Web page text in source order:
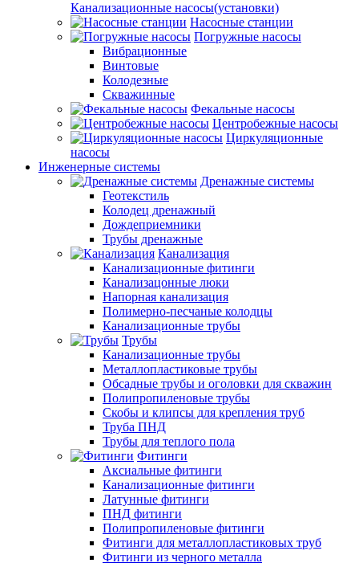
Канализационные насосы(установки)
Насосные станции
Погружные насосы
Вибрационные
Винтовые
Колодезные
Скважинные
Фекальные насосы
Центробежные насосы
Циркуляционные
насосы
Инженерные системы
Дренажные системы
Геотекстиль
Колодец дренажный
Дождеприемники
Трубы дренажные
Канализация
Канализационные фитинги
Канализацонные люки
Напорная канализация
Полимерно-песчаные колодцы
Канализационные трубы
Трубы
Канализационные трубы
Металлопластиковые трубы
Обсадные трубы и оголовки для скважин
Полипропиленовые трубы
Скобы и клипсы для крепления труб
Труба ПНД
Трубы для теплого пола
Фитинги
Аксиальные фитинги
Канализационные фитинги
Латунные фитинги
ПНД фитинги
Полипропиленовые фитинги
Фитинги для металлопластиковых труб
Фитинги из черного металла